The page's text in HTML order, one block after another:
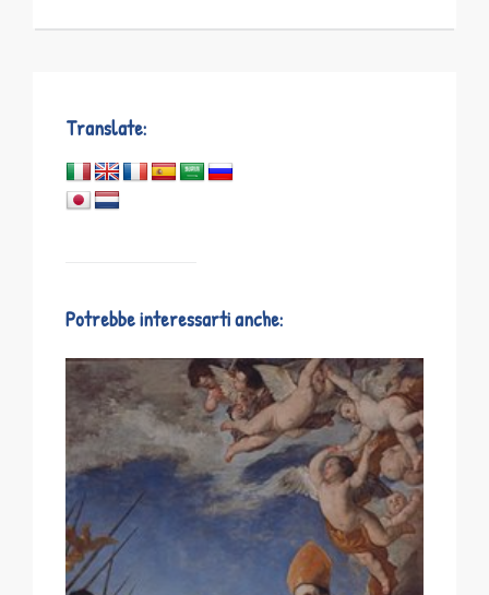
Translate:
Potrebbe interessarti anche: